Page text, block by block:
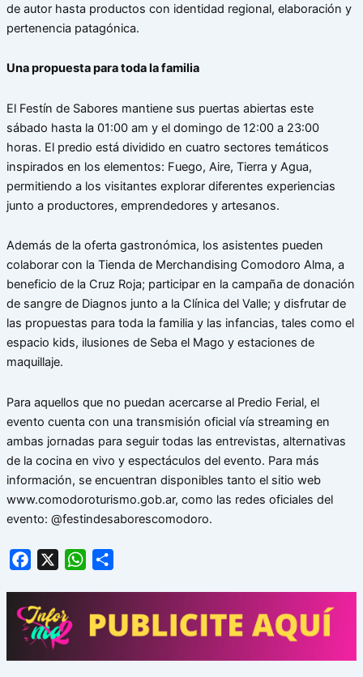
de autor hasta productos con identidad regional, elaboración y
pertenencia patagónica.
Una propuesta para toda la familia
El Festín de Sabores mantiene sus puertas abiertas este
sábado hasta la 01:00 am y el domingo de 12:00 a 23:00
horas. El predio está dividido en cuatro sectores temáticos
inspirados en los elementos: Fuego, Aire, Tierra y Agua,
permitiendo a los visitantes explorar diferentes experiencias
junto a productores, emprendedores y artesanos.
Además de la oferta gastronómica, los asistentes pueden
colaborar con la Tienda de Merchandising Comodoro Alma, a
beneficio de la Cruz Roja; participar en la campaña de donación
de sangre de Diagnos junto a la Clínica del Valle; y disfrutar de
las propuestas para toda la familia y las infancias, tales como el
espacio kids, ilusiones de Seba el Mago y estaciones de
maquillaje.
Para aquellos que no puedan acercarse al Predio Ferial, el
evento cuenta con una transmisión oficial vía streaming en
ambas jornadas para seguir todas las entrevistas, alternativas
de la cocina en vivo y espectáculos del evento. Para más
información, se encuentran disponibles tanto el sitio web
www.comodoroturismo.gob.ar, como las redes oficiales del
evento: @festindesaborescomodoro.
Facebook WhatsApp